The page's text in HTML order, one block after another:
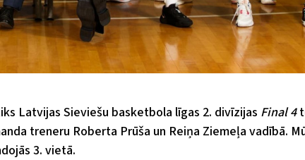
Latvijas Sieviešu basketbola līgas 2. divīzijas Final 4
treneru Roberta Prūša un Reiņa Ziemeļa vadībā.
3. vietā.